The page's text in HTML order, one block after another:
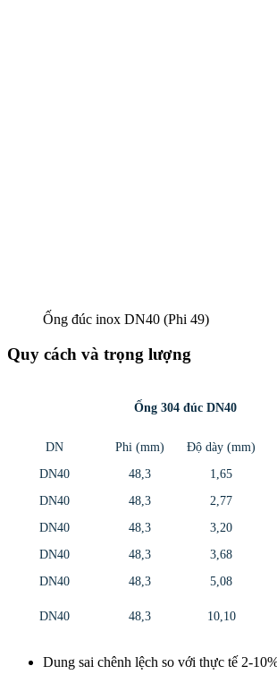
Ống đúc inox DN40 (Phi 49)
Quy cách và trọng lượng
Ống 304 đúc DN40
DN Phi (mm) Độ dày (mm)
DN40
48,3 1,65
DN40
48,3 2,77
DN40
48,3 3,20
DN40
48,3 3,68
DN40
48,3 5,08
DN40 48,3 10,10
Dung sai chênh lệch so với thực tế 2-